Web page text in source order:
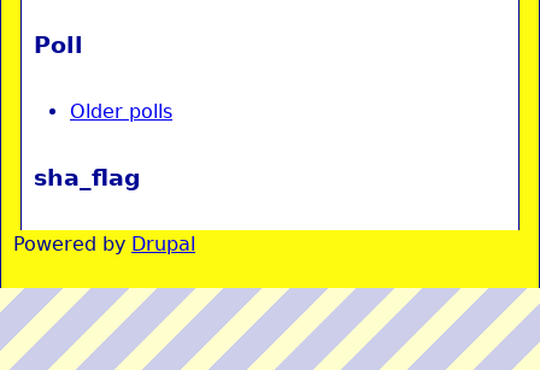
Poll
Older polls
sha_flag
Powered by Drupal